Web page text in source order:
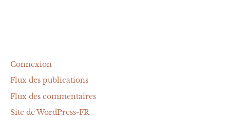
Connexion
Flux des publications
Flux des commentaires
Site de WordPress-FR